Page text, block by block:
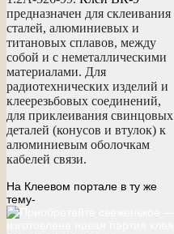
предназначен для склеивания
сталей, алюминиевых и
титановых сплавов, между
собой и с неметаллическими
материалами. Для
радиотехнических изделий и
клеерезьбовых соединений,
для приклеивания свинцовых
деталей (конусов и втулок) к
алюминиевым оболочкам
кабелей связи.
На Клеевом портале в ту же
тему-